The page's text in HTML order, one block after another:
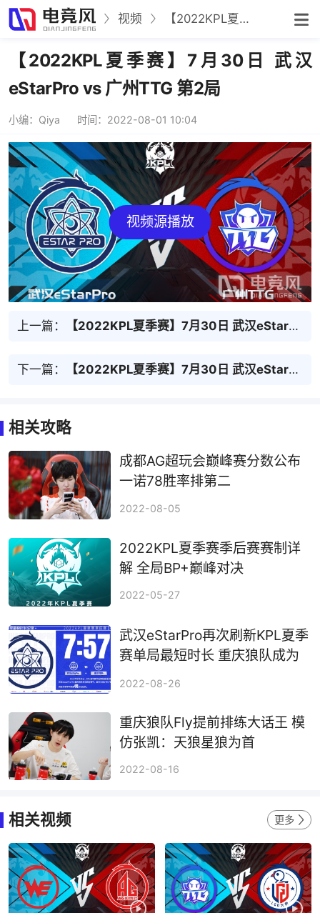
视频 【2022KPL夏季赛】7月30日 武汉eStarPro vs 广州TTG 第2局
【2022KPL夏季赛】7月30日 武汉
eStarPro vs 广州TTG 第2局
小编：Qiya 时间：2022-08-01 10:04
视频源播放
上一篇： 【2022KPL夏季赛】7月30日 武汉eStarPro vs 广州TTG 第1局
下一篇： 【2022KPL夏季赛】7月30日 武汉eStarPro vs 广州TTG 第3局
相关攻略
成都AG超玩会巅峰赛分数公布
一诺78胜率排第二
2022-08-05
2022KPL夏季赛季后赛赛制详
解 全局BP+巅峰对决
2022-05-27
武汉eStarPro再次刷新KPL夏季
赛单局最短时长 重庆狼队成为
背景板
2022-08-26
重庆狼队Fly提前排练大话王 模
仿张凯：天狼星狼为首
2022-08-16
相关视频 更多